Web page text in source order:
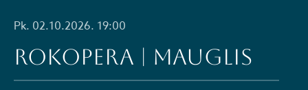
Pk. 02.10.2026. 19:00
ROKOPERA | MAUGLIS